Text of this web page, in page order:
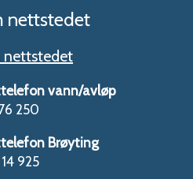
nettstedet
nettstedet
vann/avløp
250
Brøyting
925